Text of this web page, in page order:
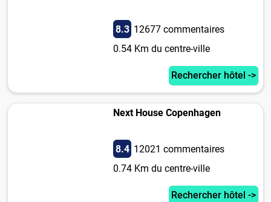
8.3 12677 commentaires
0.54 Km du centre-ville
Rechercher hôtel ->
Next House Copenhagen
8.4 12021 commentaires
0.74 Km du centre-ville
Rechercher hôtel ->